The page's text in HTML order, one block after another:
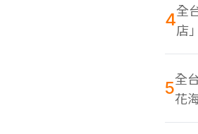
4全
店
男
5全
花
同